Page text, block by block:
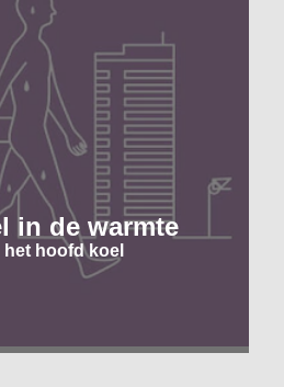
in de warmte
hoofd koel